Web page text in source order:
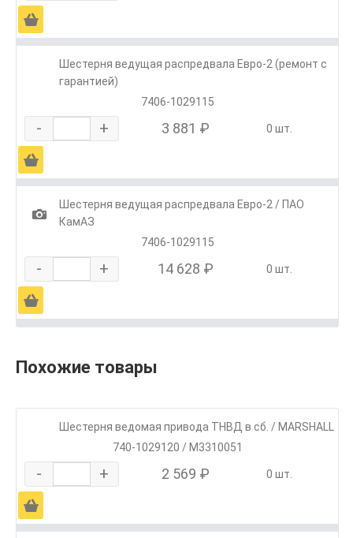
Ä
Шестерня ведущая распредвала Евро-2 (ремонт с
гарантией)
7406-1029115
- + 3 881 ₽ 0 шт.
Ä
1
Шестерня ведущая распредвала Евро-2 / ПАО
КамАЗ
7406-1029115
- + 14 628 ₽ 0 шт.
Ä
Похожие товары
Шестерня ведомая привода ТНВД в сб. / MARSHALL
740-1029120 / M3310051
- + 2 569 ₽ 0 шт.
Ä